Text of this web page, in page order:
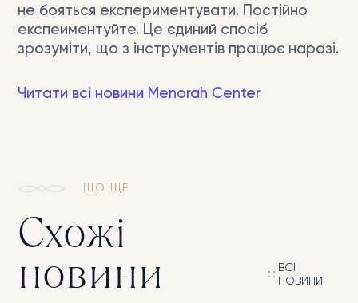
не бояться експериментувати. Постійно
експеиментуйте. Це єдиний спосіб
зрозуміти, що з інструментів працює наразі.
Читати всі новини Menorah Center
ЩО ЩЕ
Схожі
новини
ВСІ
НОВИНИ